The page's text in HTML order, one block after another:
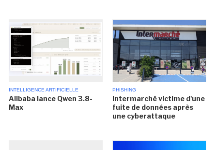
INTELLIGENCE ARTIFICIELLE
Alibaba lance Qwen 3.8-
Max
PHISHING
Intermarché victime d'une
fuite de données après
une cyberattaque